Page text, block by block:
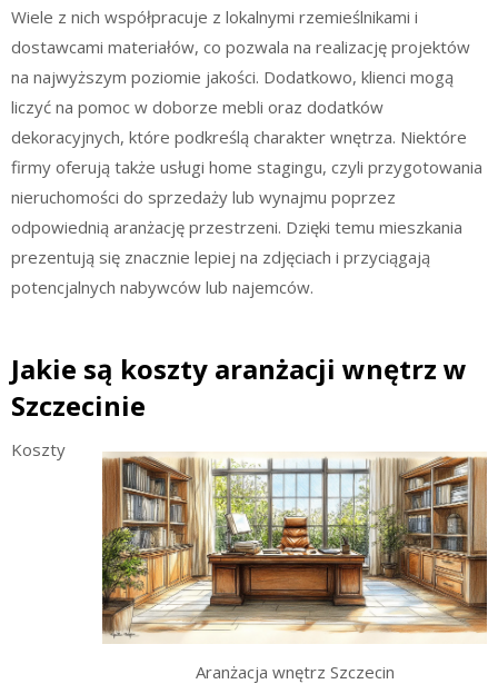
Wiele z nich współpracuje z lokalnymi rzemieślnikami i
dostawcami materiałów, co pozwala na realizację projektów
na najwyższym poziomie jakości. Dodatkowo, klienci mogą
liczyć na pomoc w doborze mebli oraz dodatków
dekoracyjnych, które podkreślą charakter wnętrza. Niektóre
firmy oferują także usługi home stagingu, czyli przygotowania
nieruchomości do sprzedaży lub wynajmu poprzez
odpowiednią aranżację przestrzeni. Dzięki temu mieszkania
prezentują się znacznie lepiej na zdjęciach i przyciągają
potencjalnych nabywców lub najemców.
Jakie są koszty aranżacji wnętrz w
Szczecinie
Aranżacja wnętrz Szczecin
Koszty